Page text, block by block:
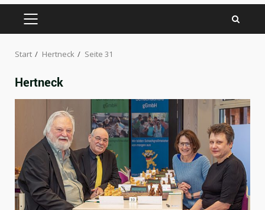
PRIMÄRES
Start Hertneck Seite 31
Hertneck